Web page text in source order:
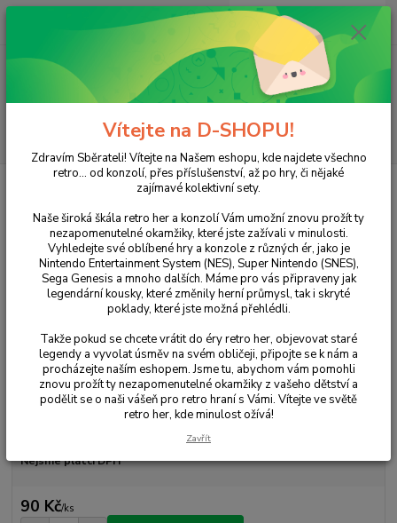
Menu
(Po-Pá, 15:00-20:00 hod.)
ks
0 Kč
DS Hry iCarly
iCarly
Ohodnotit produkt
Nejsme plátci DPH
90 Kč/ks
Vítejte na D-SHOPU!
Zdravím Sběrateli! Vítejte na Našem eshopu, kde najdete všechno
retro... od konzolí, přes příslušenství, až po hry, či nějaké
zajímavé kolektivní sety.
Naše široká škála retro her a konzolí Vám umožní znovu prožít ty
nezapomenutelné okamžiky, které jste zažívali v minulosti.
Vyhledejte své oblíbené hry a konzole z různých ér, jako je
Nintendo Entertainment System (NES), Super Nintendo (SNES),
Sega Genesis a mnoho dalších. Máme pro vás připraveny jak
legendární kousky, které změnily herní průmysl, tak i skryté
poklady, které jste možná přehlédli.
Takže pokud se chcete vrátit do éry retro her, objevovat staré
legendy a vyvolat úsměv na svém obličeji, připojte se k nám a
procházejte naším eshopem. Jsme tu, abychom vám pomohli
znovu prožít ty nezapomenutelné okamžiky z vašeho dětství a
podělit se o naši vášeň pro retro hraní s Vámi. Vítejte ve světě
retro her, kde minulost ožívá!
Zavřít